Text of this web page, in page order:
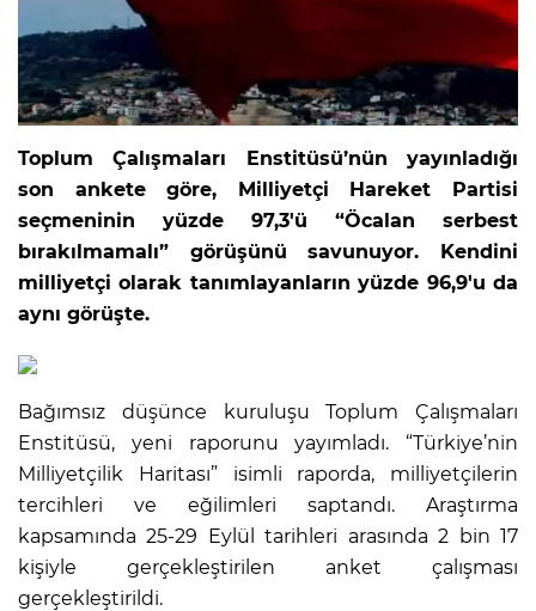
Toplum Çalışmaları Enstitüsü’nün yayınladığı
son ankete göre, Milliyetçi Hareket Partisi
seçmeninin yüzde 97,3'ü “Öcalan serbest
bırakılmamalı” görüşünü savunuyor. Kendini
milliyetçi olarak tanımlayanların yüzde 96,9'u da
aynı görüşte.
Bağımsız düşünce kuruluşu Toplum Çalışmaları
Enstitüsü, yeni raporunu yayımladı. “Türkiye’nin
Milliyetçilik Haritası” isimli raporda, milliyetçilerin
tercihleri ve eğilimleri saptandı. Araştırma
kapsamında 25-29 Eylül tarihleri arasında 2 bin 17
kişiyle gerçekleştirilen anket çalışması
gerçekleştirildi.